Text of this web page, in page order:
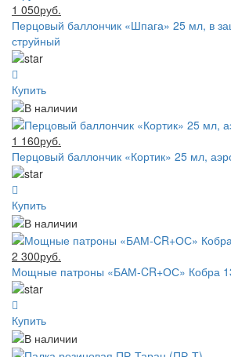
1 050руб.
Перцовый баллончик «Шпага» 25 мл, в
струйный
Купить
1 160руб.
Перцовый баллончик «Кортик» 25 мл,
Купить
2 300руб.
Мощные патроны «БАМ-CR+ОС» Кобра
Купить